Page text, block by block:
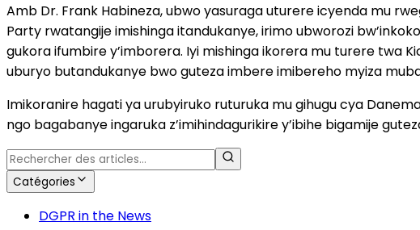
Amb Dr. Frank Habineza, ubwo yasuraga uturere icyenda mu
Party rwatangije imishinga itandukanye, irimo ubworozi
gukora ifumbire y’imborera. Iyi mishinga ikorera mu turere twa
uburyo butandukanye bwo guteza imbere imibereho myiza
Imikoranire hagati ya urubyiruko ruturuka mu gihugu cya
ngo bagabanye ingaruka z’imihindagurikire y’ibihe bigamije
Catégories
DGPR in the News